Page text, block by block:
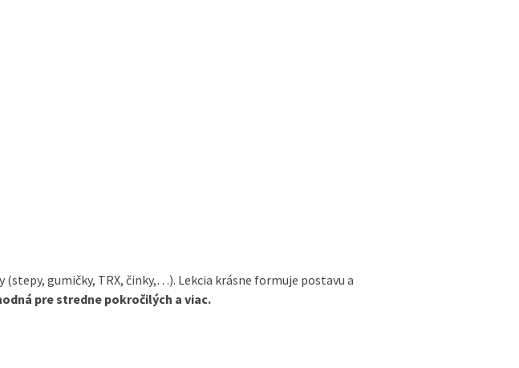
gumičky, TRX, činky,…). Lekcia krásne formuje postavu a
pre stredne pokročilých a viac.